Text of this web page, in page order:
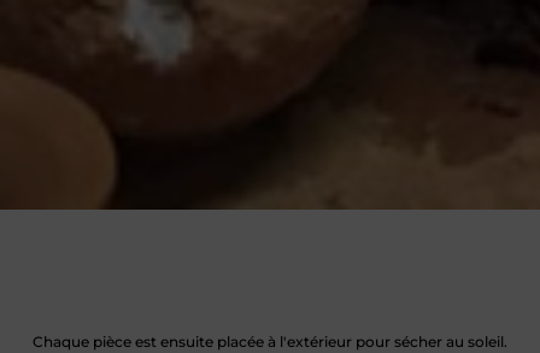
Chaque pièce est ensuite placée à l'extérieur pour sécher au soleil.